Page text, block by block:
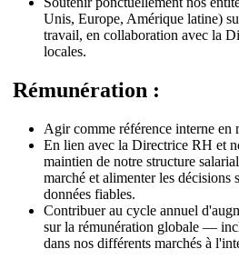
Unis, Europe, Amérique latine)
travail, en collaboration avec la
locales.
Rémunération :
Agir comme référence interne en
En lien avec la Directrice RH et
maintien de notre structure
marché et alimenter les décisions
données fiables.
Contribuer au cycle annuel
sur la rémunération globale —
dans nos différents marchés à